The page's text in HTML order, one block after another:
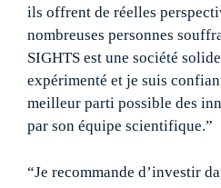
ils offrent de réelles
nombreuses personnes
SIGHTS est une société
expérimenté et je suis
meilleur parti possible des
par son équipe scientifique.”
“Je recommande d’investir